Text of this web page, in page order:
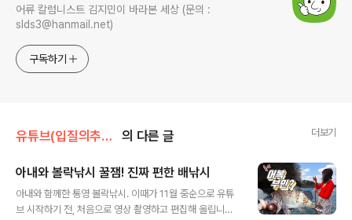
어류 칼럼니스트 김지민이 바라본 세상 (문의 :
slds3@hanmail.net)
구독하기
유튜브(입질의추억tv) 의 다른 글 더보기
아내와 볼락낚시 꿀잼! 진짜 편한 배낚시
아내와 함께한 통영 볼락낚시. 이때가 11월 중순으로 유튜
브 시작하기 전, 처음으로 영상 촬영하고 편집해 올립니다.